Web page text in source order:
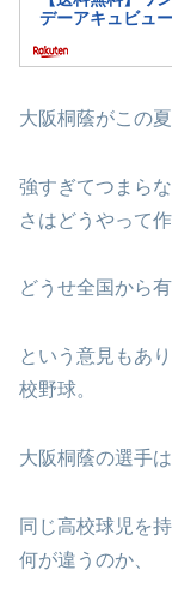
大阪桐蔭がこの
強すぎてつまら
さはどうやって
どうせ全国から
という意見もあ
校野球。
大阪桐蔭の選手
同じ高校球児を
何が違うのか、